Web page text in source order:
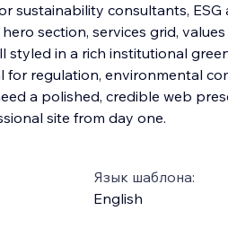
sustainability consultants, ESG
section, services grid, values
in a rich institutional
for regulation, environmental
a polished, credible web
site from day one.
Язык шаблона:
English